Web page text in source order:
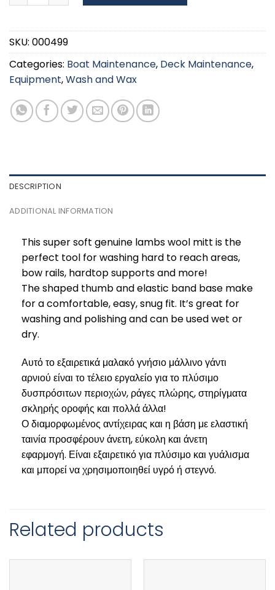
SKU: 000499
Categories: Boat Maintenance, Deck Maintenance,
Equipment,Wash and Wax
DESCRIPTION
ADDITIONAL INFORMATION
This super soft genuine lambs wool mitt is the
perfect tool for washing hard to reach areas,
bow rails, hardtop supports and more!
The shaped thumb and elastic band base make
for a comfortable, easy, snug fit. It’s great for
washing and polishing and can be used wet or
dry.
Αυτό το εξαιρετικά μαλακό γνήσιο μάλλινο γάντι
αρνιού είναι το τέλειο εργαλείο για το πλύσιμο
δυσπρόσιτων περιοχών, ράγες πλώρης, στηρίγματα
σκληρής οροφής και πολλά άλλα!
Ο διαμορφωμένος αντίχειρας και η βάση με ελαστική
ταινία προσφέρουν άνετη, εύκολη και άνετη
εφαρμογή. Είναι εξαιρετικό για πλύσιμο και γυάλισμα
και μπορεί να χρησιμοποιηθεί υγρό ή στεγνό.
Related products